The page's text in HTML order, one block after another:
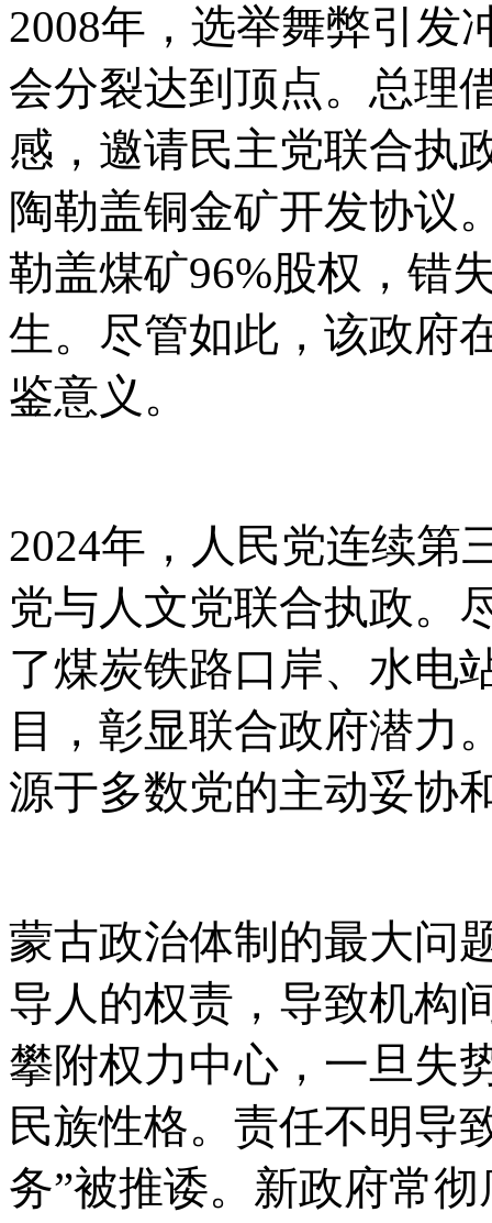
2008年，选举舞弊引发
会分裂达到顶点。总理
感，邀请民主党联合执
陶勒盖铜金矿开发协议
勒盖煤矿96%股权，错
生。尽管如此，该政府
鉴意义。
2024年，人民党连续第
党与人文党联合执政。
了煤炭铁路口岸、水电
目，彰显联合政府潜力
源于多数党的主动妥协
蒙古政治体制的最大问
导人的权责，导致机构
攀附权力中心，一旦失
民族性格。责任不明导
务”被推诿。新政府常